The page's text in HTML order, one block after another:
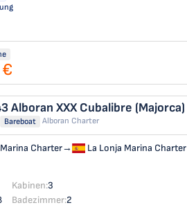
Alboran XXX Cubalibre (Majorca)
Bareboat Alboran Charter
Charter→ La Lonja Marina Charter
Kabinen:3
Badezimmer:2